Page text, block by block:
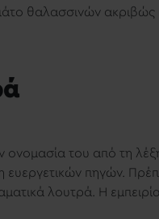
θαλασσινών
ονομασία του από τη
ευεργετικών πηγών.
λουτρά. Η